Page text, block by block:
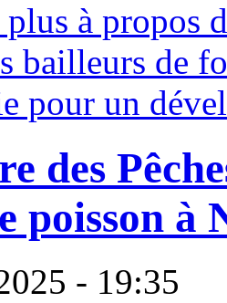
à propos
bailleurs de
pour un
des
poisson à
- 19:35